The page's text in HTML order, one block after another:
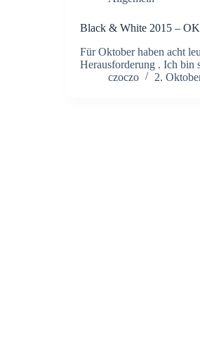
Black & White 2015 –
Für Oktober haben acht
Herausforderung . Ich bin
czoczo
2.